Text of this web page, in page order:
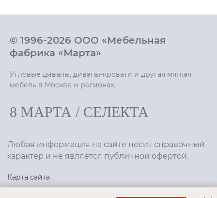
© 1996-2026 ООО «Мебельная
фабрика «Марта»
Угловые диваны, диваны-кровати и другая мягкая
мебель в Москве и регионах.
8 МАРТА / СЕЛЕКТА
Любая информация на сайте носит справочный
характер и не является публичной офертой.
Карта сайта
Политика конфиденциальности